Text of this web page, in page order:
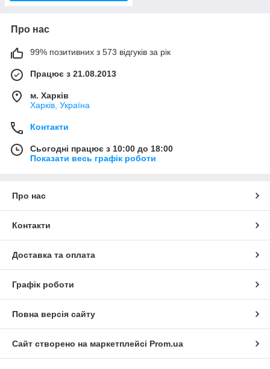
Про нас
99% позитивних з 573 відгуків за рік
Працює з 21.08.2013
м. Харків
Харків, Україна
Контакти
Сьогодні працює з 10:00 до 18:00
Показати весь графік роботи
Про нас
Контакти
Доставка та оплата
Графік роботи
Повна версія сайту
Сайт створено на маркетплейсі Prom.ua